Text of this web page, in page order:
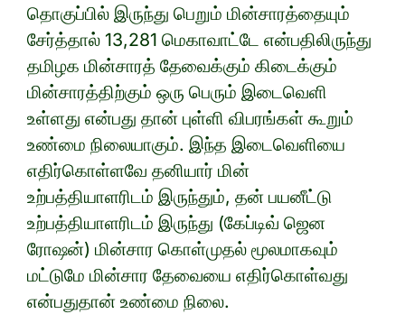
தொகுப்பில் இருந்து பெறும் மின்சாரத்தையும்
சேர்த்தால் 13,281 மெகாவாட்டே என்பதிலிருந்து
தமிழக மின்சாரத் தேவைக்கும் கிடைக்கும்
மின்சாரத்திற்கும் ஒரு பெரும் இடைவெளி
உள்ளது என்பது தான் புள்ளி விபரங்கள் கூறும்
உண்மை நிலையாகும். இந்த இடைவெளியை
எதிர்கொள்ளவே தனியார் மின்
உற்பத்தியாளரிடம் இருந்தும், தன் பயனீட்டு
உற்பத்தியாளரிடம் இருந்து (கேப்டிவ் ஜென
ரோஷன்) மின்சார கொள்முதல் மூலமாகவும்
மட்டுமே மின்சார தேவையை எதிர்கொள்வது
என்பதுதான் உண்மை நிலை.